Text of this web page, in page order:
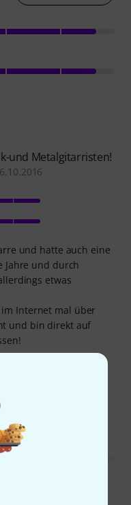
und Metalgitarristen!
und hatte auch eine
Jahre und durch
etwas
Internet mal über
und bin direkt auf